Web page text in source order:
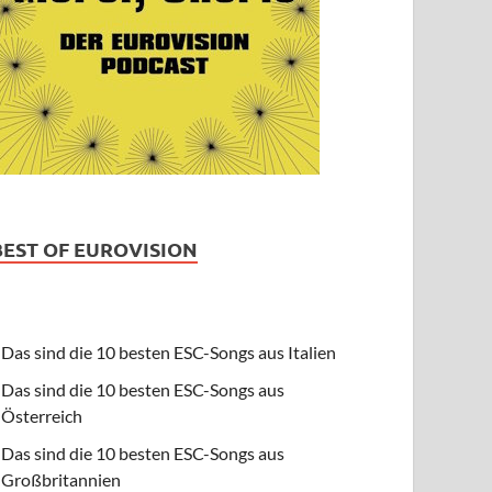
OF EUROVISION
Das sind die 10 besten ESC-Songs aus Italien
Das sind die 10 besten ESC-Songs aus
Österreich
Das sind die 10 besten ESC-Songs aus
Großbritannien